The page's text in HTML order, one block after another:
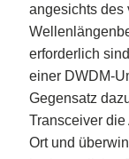
angesichts des
erforderlich
einer DWDM-
Gegensatz
Transceiver
Ort und